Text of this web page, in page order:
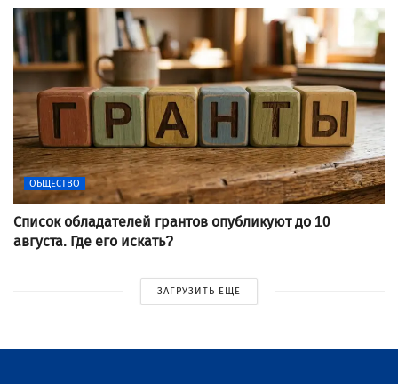
ОБЩЕСТВО
Список обладателей грантов опубликуют до 10
августа. Где его искать?
ЗАГРУЗИТЬ ЕЩЕ